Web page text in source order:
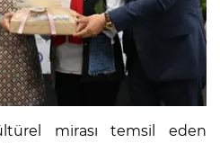
mirası temsil eden